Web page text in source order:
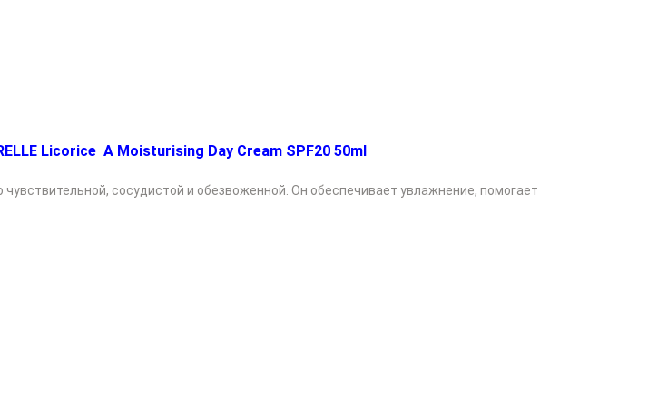
Licorice А Moisturising Day Cream SPF20 50ml
сосудистой и обезвоженной. Он обеспечивает увлажнение, помогает